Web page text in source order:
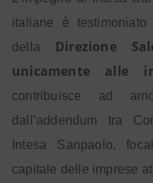
italiane è
della Direzione
unicamente alle
contribuisce ad
dall’addendum tra
Intesa Sanpaolo,
capitale delle imprese